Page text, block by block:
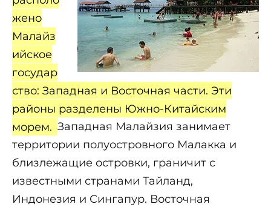
жено
Малайз
ийское
государ
ство: Западная и Восточная части. Эти
районы разделены Южно-Китайским
морем. Западная Малайзия занимает
территории полуостровного Малакка и
близлежащие островки, граничит с
известными странами Тайланд,
Индонезия и Сингапур. Восточная